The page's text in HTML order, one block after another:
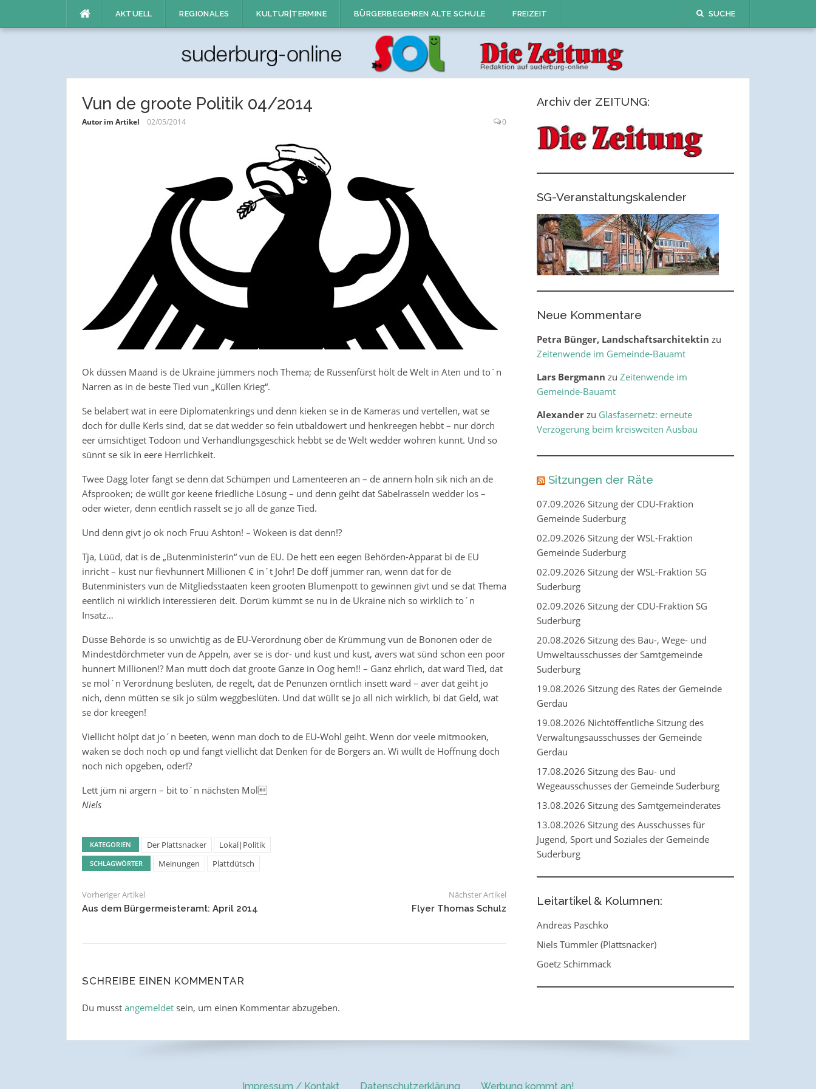
AKTUELL REGIONALES KULTUR|TERMINE BÜRGERBEGEHREN ALTE SCHULE FREIZEIT SUCHE
Vun de groote Politik 04/2014
Autor im Artikel 02/05/2014 0
Ok düssen Maand is de Ukraine jümmers noch Thema; de Russenfürst hölt de Welt in Aten und to´n
Narren as in de beste Tied vun „Küllen Krieg“.
Se belabert wat in eere Diplomatenkrings und denn kieken se in de Kameras und vertellen, wat se
doch för dulle Kerls sind, dat se dat wedder so fein utbaldowert und henkreegen hebbt – nur dörch
eer ümsichtiget Todoon und Verhandlungsgeschick hebbt se de Welt wedder wohren kunnt. Und so
sünnt se sik in eere Herrlichkeit.
Twee Dagg loter fangt se denn dat Schümpen und Lamenteeren an – de annern holn sik nich an de
Afsprooken; de wüllt gor keene friedliche Lösung – und denn geiht dat Säbelrasseln wedder los –
oder wieter, denn eentlich rasselt se jo all de ganze Tied.
Und denn givt jo ok noch Fruu Ashton! – Wokeen is dat denn!?
Tja, Lüüd, dat is de „Butenministerin“ vun de EU. De hett een eegen Behörden-Apparat bi de EU
inricht – kust nur fievhunnert Millionen € in´t Johr! De döff jümmer ran, wenn dat för de
Butenministers vun de Mitgliedsstaaten keen grooten Blumenpott to gewinnen givt und se dat Thema
eentlich ni wirklich interessieren deit. Dorüm kümmt se nu in de Ukraine nich so wirklich to´n
Insatz…
Düsse Behörde is so unwichtig as de EU-Verordnung öber de Krümmung vun de Bononen oder de
Mindestdörchmeter vun de Appeln, aver se is dor- und kust und kust, avers wat sünd schon een poor
hunnert Millionen!? Man mutt doch dat groote Ganze in Oog hem!! – Ganz ehrlich, dat ward Tied, dat
se mol´n Verordnung beslüten, de regelt, dat de Penunzen örntlich insett ward – aver dat geiht jo
nich, denn mütten se sik jo sülm weggbeslüten. Und dat wüllt se jo all nich wirklich, bi dat Geld, wat
se dor kreegen!
Viellicht hölpt dat jo´n beeten, wenn man doch to de EU-Wohl geiht. Wenn dor veele mitmooken,
waken se doch noch op und fangt viellicht dat Denken för de Börgers an. Wi wüllt de Hoffnung doch
noch nich opgeben, oder!?
Lett jüm ni argern – bit to´n nächsten Mol
Niels
KATEGORIEN Der Plattsnacker Lokal|Politik
SCHLAGWÖRTER Meinungen Plattdütsch
Vorheriger Artikel
Aus dem Bürgermeisteramt: April 2014
Nächster Artikel
Flyer Thomas Schulz
SCHREIBE EINEN KOMMENTAR
Du musst angemeldetsein, um einen Kommentar abzugeben.
Archiv der ZEITUNG:
SG-Veranstaltungskalender
Neue Kommentare
Petra Bünger, Landschaftsarchitektin zu
Zeitenwende im Gemeinde-Bauamt
Lars Bergmann zu Zeitenwende im
Gemeinde-Bauamt
Alexanderzu Glasfasernetz: erneute
Verzögerung beim kreisweiten Ausbau
Sitzungen der Räte
07.09.2026 Sitzung der CDU-Fraktion
Gemeinde Suderburg
02.09.2026 Sitzung der WSL-Fraktion
Gemeinde Suderburg
02.09.2026 Sitzung der WSL-Fraktion SG
Suderburg
02.09.2026 Sitzung der CDU-Fraktion SG
Suderburg
20.08.2026 Sitzung des Bau-, Wege- und
Umweltausschusses der Samtgemeinde
Suderburg
19.08.2026 Sitzung des Rates der Gemeinde
Gerdau
19.08.2026 Nichtöffentliche Sitzung des
Verwaltungsausschusses der Gemeinde
Gerdau
17.08.2026 Sitzung des Bau- und
Wegeausschusses der Gemeinde Suderburg
13.08.2026 Sitzung des Samtgemeinderates
13.08.2026 Sitzung des Ausschusses für
Jugend, Sport und Soziales der Gemeinde
Suderburg
Leitartikel & Kolumnen:
Andreas Paschko
Niels Tümmler (Plattsnacker)
Goetz Schimmack
Impressum / Kontakt Datenschutzerklärung Werbung kommt an!